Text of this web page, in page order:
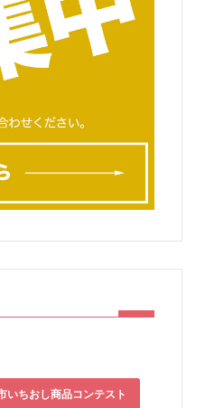
いちおし商品コンテスト